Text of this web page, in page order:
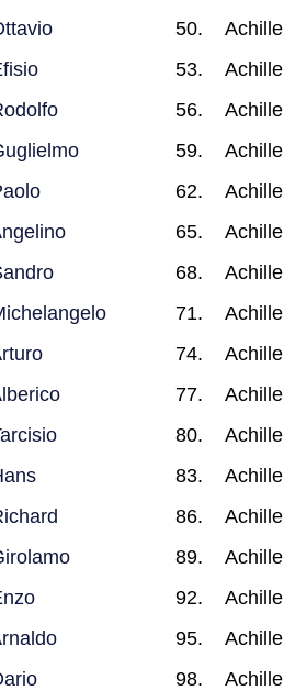
Achille
Achille
Achille
Achille
Achille
Achille
Achille
Achille
Achille
Achille
Achille
Achille
Achille
Achille
Achille
Achille
Achille